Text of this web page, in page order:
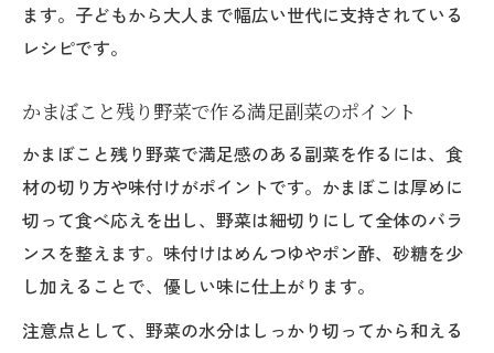
ます。子どもから大人まで幅広い世代に支持されている
レシピです。
かまぼこと残り野菜で作る満足副菜のポイント
かまぼこと残り野菜で満足感のある副菜を作るには、食
材の切り方や味付けがポイントです。かまぼこは厚めに
切って食べ応えを出し、野菜は細切りにして全体のバラ
ンスを整えます。味付けはめんつゆやポン酢、砂糖を少
し加えることで、優しい味に仕上がります。
注意点として、野菜の水分はしっかり切ってから和える